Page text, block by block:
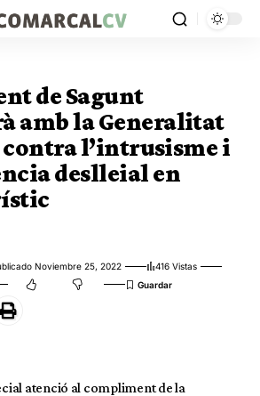
de Sagunt
amb la Generalitat
l’intrusisme i
deslleial en
Noviembre 25, 2022
416 Vistas
atenció al compliment de la